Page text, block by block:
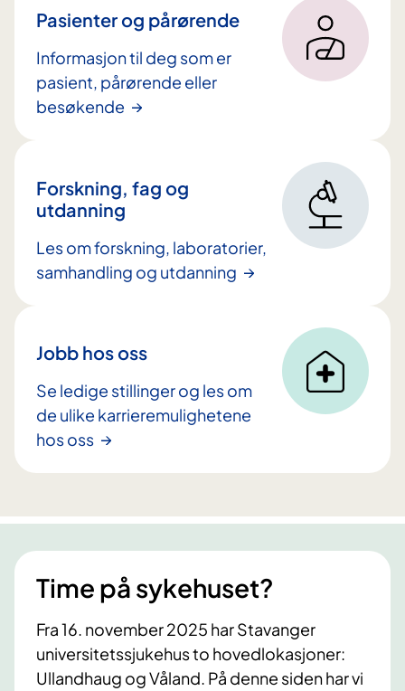
o
l
Pasienter og pårørende
Informasjon til deg som er
pasient, pårørende eller
besøkende
Forskning, fag og
utdanning
Les om forskning, laboratorier,
samhandling og utdanning
Jobb hos oss
Se ledige stillinger og les om
de ulike karrieremulighetene
hos oss
Time på sykehuset?
Fra 16. november 2025 har Stavanger
universitetssjukehus to hovedlokasjoner:
Ullandhaug og Våland. På denne siden har vi